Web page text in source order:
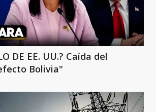
DE EE. UU.? Caída del
Bolivia"